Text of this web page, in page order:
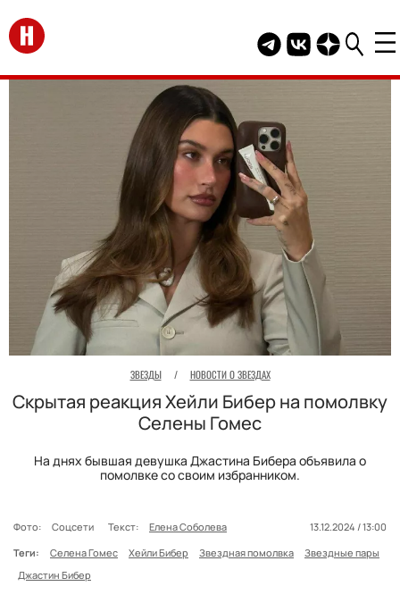
Перейти на главную
Telegram канал
Группа HELLO
Канал
ЗВЕЗДЫ / НОВОСТИ О ЗВЕЗДАХ
Скрытая реакция Хейли Бибер на помолвку
Селены Гомес
На днях бывшая девушка Джастина Бибера объявила о
помолвке со своим избранником.
Фото: Соцсети Текст: Елена Соболева
13.12.2024 / 13:00
Теги:
Селена Гомес Хейли Бибер Звездная помолвка
Звездные пары
Джастин Бибер